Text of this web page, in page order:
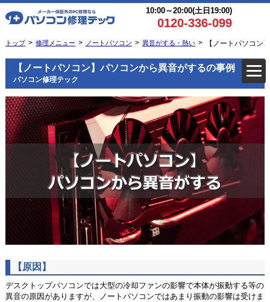
10:00～20:00(土日19:00)
0120-336-099
トップ 修理メニュー ノートパソコン 異音がする・熱い 【ノートパソコン
【ノートパソコン】パソコンから異音がするの事例
パソコン修理テック
【原因】
デスクトップパソコンでは大型の冷却ファンの影響で本体が振動する等の
異音の原因がありますが、ノートパソコンではあまり振動の影響は受けま